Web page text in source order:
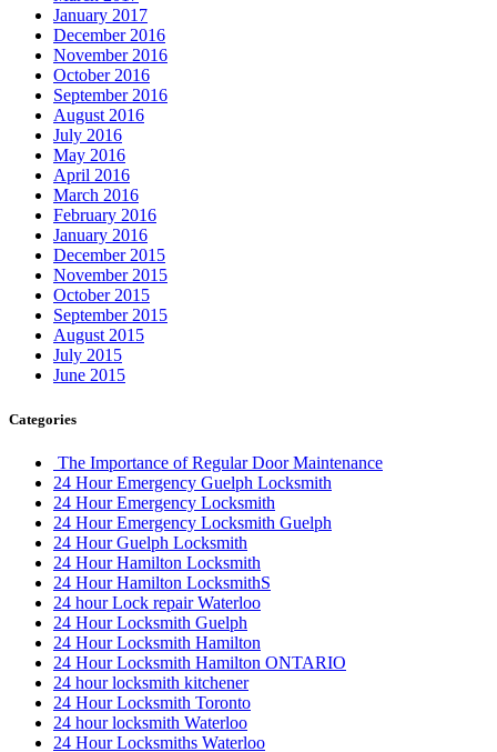
January 2017
December 2016
November 2016
October 2016
September 2016
August 2016
July 2016
May 2016
April 2016
March 2016
February 2016
January 2016
December 2015
November 2015
October 2015
September 2015
August 2015
July 2015
June 2015
Categories
The Importance of Regular Door Maintenance
24 Hour Emergency Guelph Locksmith
24 Hour Emergency Locksmith
24 Hour Emergency Locksmith Guelph
24 Hour Guelph Locksmith
24 Hour Hamilton Locksmith
24 Hour Hamilton LocksmithS
24 hour Lock repair Waterloo
24 Hour Locksmith Guelph
24 Hour Locksmith Hamilton
24 Hour Locksmith Hamilton ONTARIO
24 hour locksmith kitchener
24 Hour Locksmith Toronto
24 hour locksmith Waterloo
24 Hour Locksmiths Waterloo